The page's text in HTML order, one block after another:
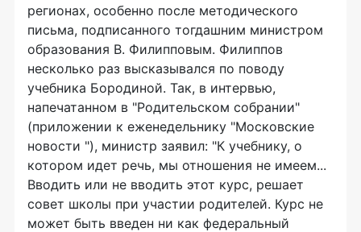
регионах, особенно после методического
письма, подписанного тогдашним министром
образования В. Филипповым. Филиппов
несколько раз высказывался по поводу
учебника Бородиной. Так, в интервью,
напечатанном в "Родительском собрании"
(приложении к еженедельнику "Московские
новости "), министр заявил: "К учебнику, о
котором идет речь, мы отношения не имеем...
Вводить или не вводить этот курс, решает
совет школы при участии родителей. Курс не
может быть введен ни как федеральный